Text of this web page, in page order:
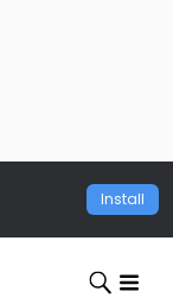
Install